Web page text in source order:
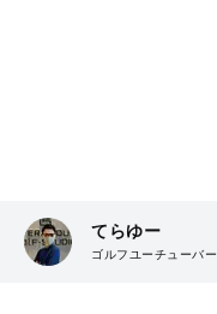
てらゆー
ゴルフユーチューバー